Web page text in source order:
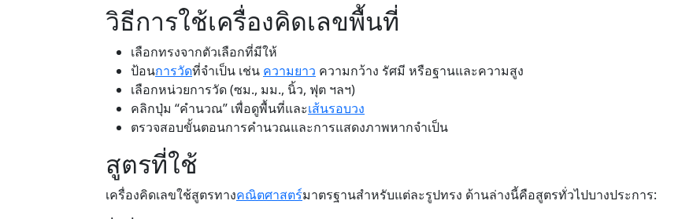
วิธีการใช้เครื่องคิดเลขพื้นที่
เลือกทรงจากตัวเลือกที่มีให้
ป้อนการวัดที่จำเป็น เช่น ความยาว ความกว้าง รัศมี หรือฐานและความสูง
เลือกหน่วยการวัด (ซม., มม., นิ้ว, ฟุต ฯลฯ)
คลิกปุ่ม “คำนวณ” เพื่อดูพื้นที่และเส้นรอบวง
ตรวจสอบขั้นตอนการคำนวณและการแสดงภาพหากจำเป็น
สูตรที่ใช้
เครื่องคิดเลขใช้สูตรทางคณิตศาสตร์มาตรฐานสำหรับแต่ละรูปทรง ด้านล่างนี้คือสูตรทั่วไปบางประการ: